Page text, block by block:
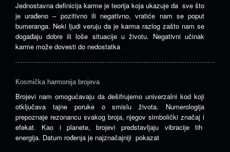
Jednostavna definicija karme je teorija koja ukazuje da sve što
je urađeno – pozitivno ili negativno, vratiće nam se poput
bumeranga. Neki ljudi veruju da je karma razlog zašto nam se
događaju dobre ili loše situacije u životu. Negativni učinak
karme može dovesti do nedostatka
Kosmička harmonija brojeva
Brojevi nam omogućavaju da dešifrujemo univerzalni kod koji
otključava tajne poruke o smislu života. Numerologija
prepoznaje rezonancu svakog broja, njegov simbolički značaj i
efekat. Kao i planete, brojevi predstavljaju vibracije tih
energija. Datum rođenja je najznačajniji pokazat